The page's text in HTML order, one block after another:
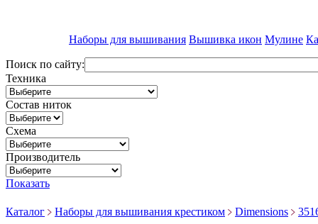
Наборы для вышивания Вышивка икон Мулине
Поиск по сайту:
Техника
Состав ниток
Схема
Производитель
Показать
Каталог Наборы для вышивания крестиком Dimensions